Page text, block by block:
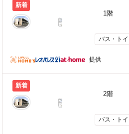
新着
1階
バス・トイ
提供
新着
2階
バス・トイ